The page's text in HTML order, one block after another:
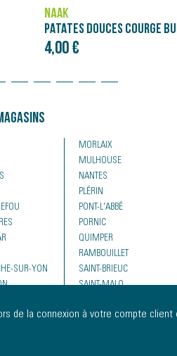
ASICS
NOVABLAST 5
120,00 €
SUR-YON
MORLAIX
MULHOUSE
NANTES
PLÉRIN
PONT-L'ABBÉ
PORNIC
QUIMPER
RAMBOUILLET
SAINT-BRIEUC
SAINT-MALO
VALENCIENNES
de la connexion à votre compte